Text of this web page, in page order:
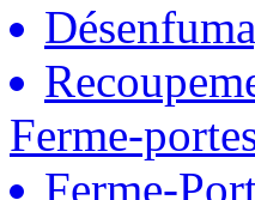
Ferme-
Ferme-